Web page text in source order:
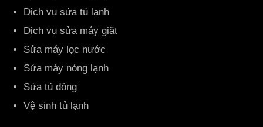
Dịch vụ sửa tủ lạnh
Dịch vụ sửa máy giặt
Sửa máy lọc nước
Sửa máy nóng lạnh
Sửa tủ đông
Vệ sinh tủ lạnh